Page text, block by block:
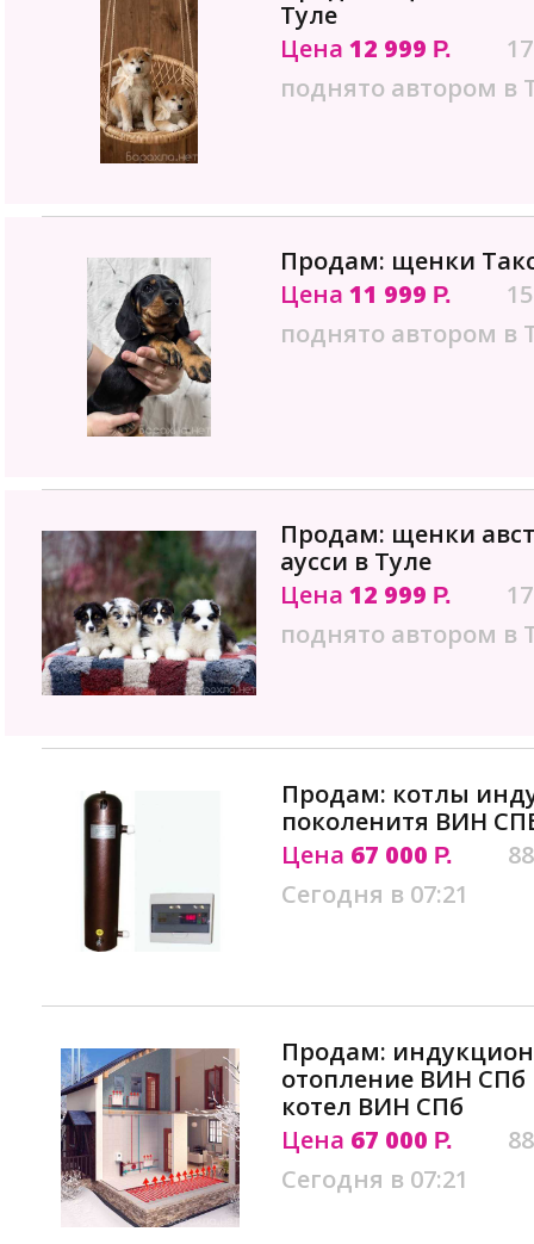
Туле
Цена 12 999 Р.
поднято автором в
Продам: щенки
Цена 11 999 Р.
поднято автором в
Продам: щенки
аусси в Туле
Цена 12 999 Р.
поднято автором в
Продам: котлы
поколенитя ВИН
Цена 67 000 Р.
Сегодня в 07:21
Продам:
отопление ВИН
котел ВИН СПб
Цена 67 000 Р.
Сегодня в 07:21